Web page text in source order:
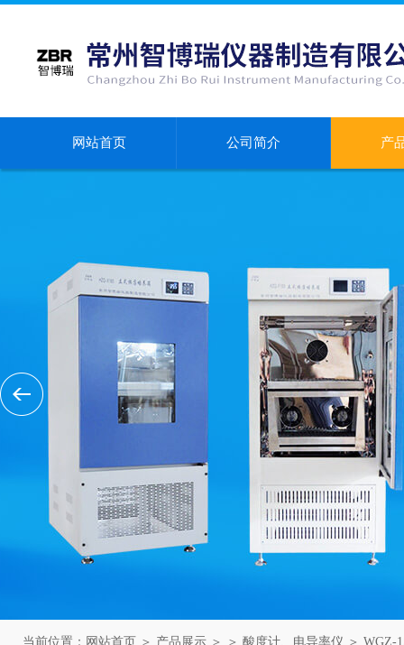
网站首页 公司简介 产
当前位置： 网站首页 ＞ 产品展示 ＞ ＞ 酸度计、电导率仪 ＞ WGZ-